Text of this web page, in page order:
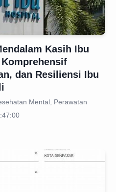
Kasih Ibu
dan Resiliensi Ibu
Mental, Perawatan